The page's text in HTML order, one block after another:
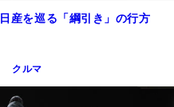
産を巡る「綱引き」の行方
クルマ